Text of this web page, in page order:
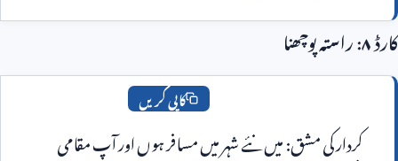
کردار کی مشق: میں نئے شہر میں مسافر ہوں اور آپ مقامی
کاپی کریں